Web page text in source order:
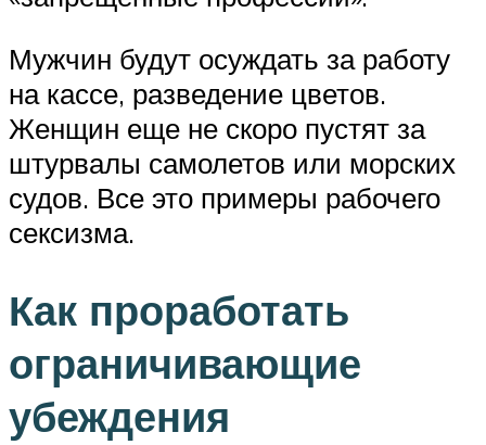
Мужчин будут осуждать за работу
на кассе, разведение цветов.
Женщин еще не скоро пустят за
штурвалы самолетов или морских
судов. Все это примеры рабочего
сексизма.
Как проработать
ограничивающие
убеждения